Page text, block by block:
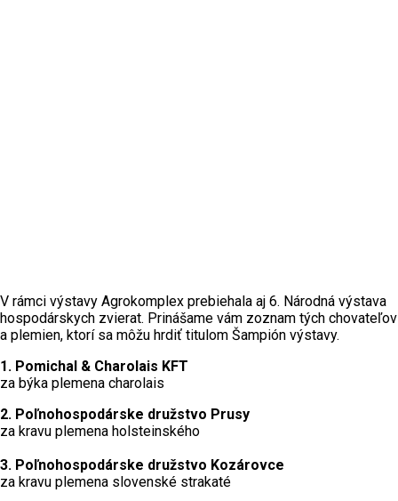
V rámci výstavy Agrokomplex prebiehala aj 6. Národná výstava
hospodárskych zvierat. Prinášame vám zoznam tých chovateľov
a plemien, ktorí sa môžu hrdiť titulom Šampión výstavy.
1. Pomichal & Charolais KFT
za býka plemena charolais
2. Poľnohospodárske družstvo Prusy
za kravu plemena holsteinského
3. Poľnohospodárske družstvo Kozárovce
za kravu plemena slovenské strakaté